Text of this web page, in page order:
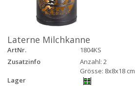
Laterne Milchkanne
ArtNr.
1804KS
Zusatzinfo
Anzahl: 2
Grösse: 8x8x18 cm
Lager